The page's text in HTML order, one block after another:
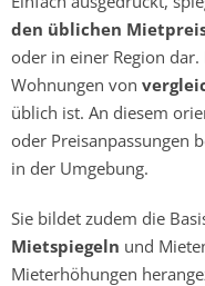
den üblichen
oder in einer Region
Wohnungen von
üblich ist. An diesem
oder Preisanpassungen
in der Umgebung.
Sie bildet zudem die
Mietspiegeln und
Mieterhöhungen